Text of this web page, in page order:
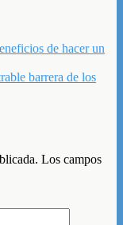
de hacer un
barrera de los
Los campos